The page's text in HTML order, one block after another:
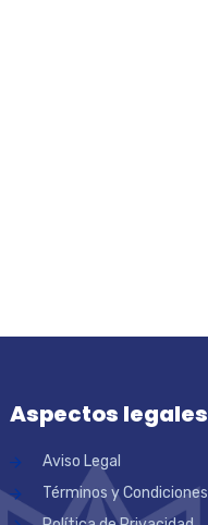
Aspectos legales
Aviso Legal
Términos y Condiciones